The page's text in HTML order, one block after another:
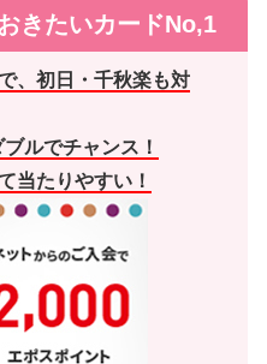
きたいカードNo,1
、初日・千秋楽も対
ルでチャンス！
当たりやすい！